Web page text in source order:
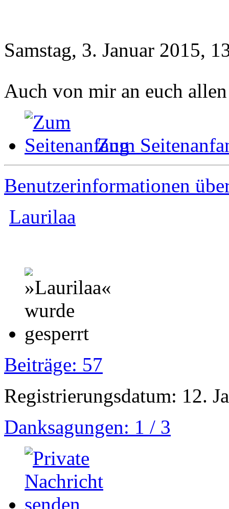
Samstag, 3. Januar 2015,
Auch von mir an euch
Zum
Benutzerinformationen
Laurilaa
Beiträge: 57
Registrierungsdatum: 12.
Danksagungen: 1 / 3